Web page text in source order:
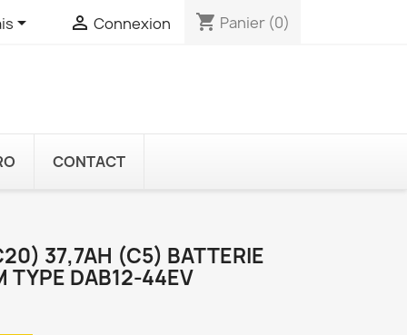
  Connexion shopping_cart Panier (0)
CONTACT
37,7AH (C5) BATTERIE
TYPE DAB12-44EV